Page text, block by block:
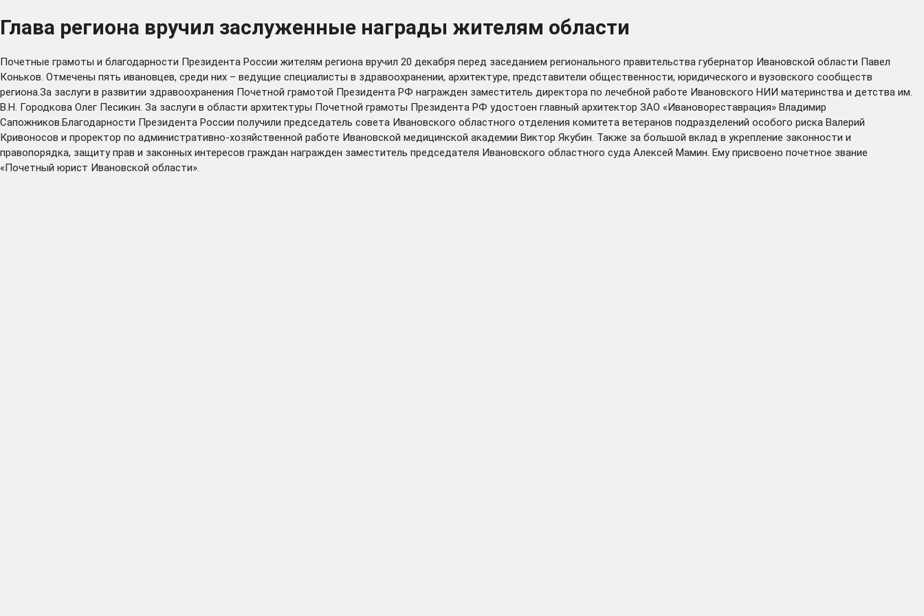
Глава региона вручил заслуженные награды жителям области
Почетные грамоты и благодарности Президента России жителям региона вручил 20 декабря перед заседанием регионального правительства губернатор Ивановской области Павел
Коньков. Отмечены пять ивановцев, среди них – ведущие специалисты в здравоохранении, архитектуре, представители общественности, юридического и вузовского сообществ
региона.За заслуги в развитии здравоохранения Почетной грамотой Президента РФ награжден заместитель директора по лечебной работе Ивановского НИИ материнства и детства им.
В.Н. Городкова Олег Песикин. За заслуги в области архитектуры Почетной грамоты Президента РФ удостоен главный архитектор ЗАО «Ивановореставрация» Владимир
Сапожников.Благодарности Президента России получили председатель совета Ивановского областного отделения комитета ветеранов подразделений особого риска Валерий
Кривоносов и проректор по административно-хозяйственной работе Ивановской медицинской академии Виктор Якубин. Также за большой вклад в укрепление законности и
правопорядка, защиту прав и законных интересов граждан награжден заместитель председателя Ивановского областного суда Алексей Мамин. Ему присвоено почетное звание
«Почетный юрист Ивановской области».